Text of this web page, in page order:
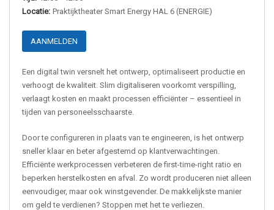
Locatie: Praktijktheater Smart Energy HAL 6 (ENERGIE)
AANMELDEN
Een digital twin versnelt het ontwerp, optimaliseert productie en
verhoogt de kwaliteit. Slim digitaliseren voorkomt verspilling,
verlaagt kosten en maakt processen efficiënter – essentieel in
tijden van personeelsschaarste.
Door te configureren in plaats van te engineeren, is het ontwerp
sneller klaar en beter afgestemd op klantverwachtingen.
Efficiënte werkprocessen verbeteren de first-time-right ratio en
beperken herstelkosten en afval. Zo wordt produceren niet alleen
eenvoudiger, maar ook winstgevender. De makkelijkste manier
om geld te verdienen? Stoppen met het te verliezen.